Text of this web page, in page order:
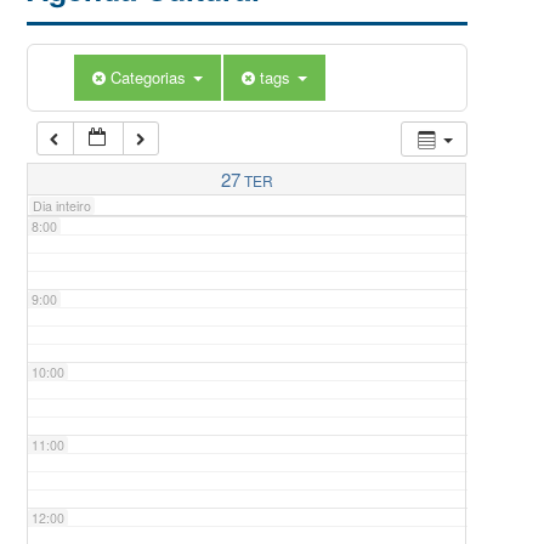
Categorias tags
27TER
Dia inteiro
5:00
7:00
8:00
9:00
10:00
11:00
12:00